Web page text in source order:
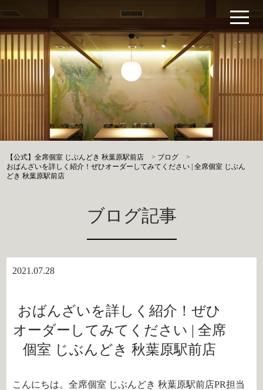
【公式】全席個室 じぶんどき 秋葉原駅前店 > ブログ
>
おばんざいを詳しく紹介！ぜひオーダーしてみてください | 全席個室 じぶん
どき 秋葉原駅前店
ブログ記事
2021.07.28
おばんざいを詳しく紹介！ぜひ
オーダーしてみてください | 全席
個室 じぶんどき 秋葉原駅前店
こんにちは。全席個室 じぶんどき 秋葉原駅前店PR担当